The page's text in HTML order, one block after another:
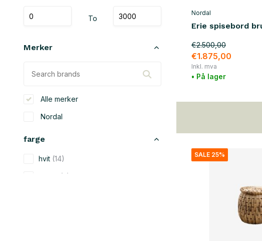
To
Merker
Alle merker
Nordal
farge
hvit (14)
(5)
Nordal
Erie spisebord
€2.500,00
€1.875,00
Inkl. mva
• På lager
SALE 25%